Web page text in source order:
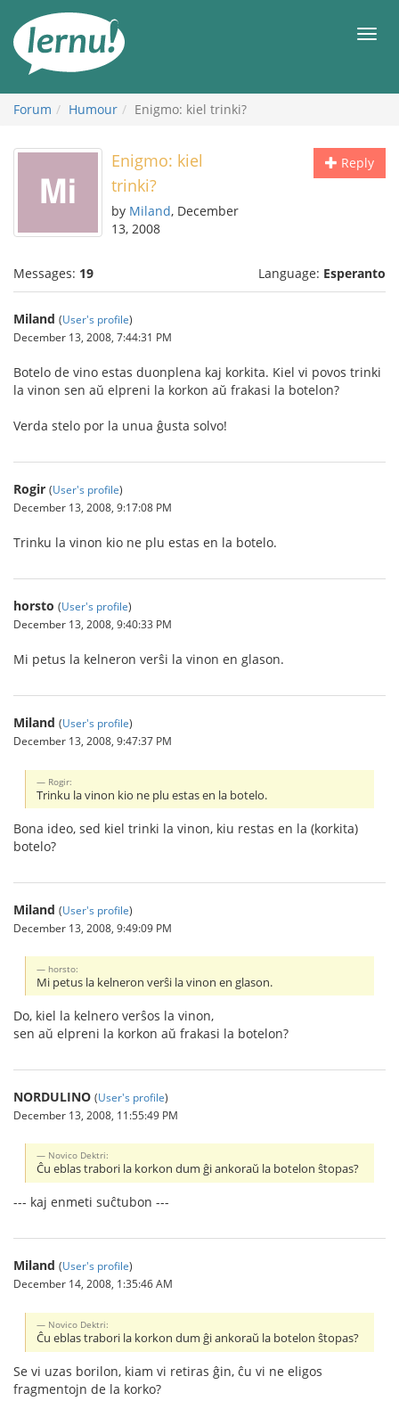
the
content
Forum Humour Enigmo: kiel trinki?
Reply
Enigmo: kiel
trinki?
by Miland, December
13, 2008
Messages: 19 Language: Esperanto
Miland (User's profile)
December 13, 2008, 7:44:31 PM
Botelo de vino estas duonplena kaj korkita. Kiel vi povos trinki
la vinon sen aŭ elpreni la korkon aŭ frakasi la botelon?
Verda stelo por la unua ĝusta solvo!
Rogir (User's profile)
December 13, 2008, 9:17:08 PM
Trinku la vinon kio ne plu estas en la botelo.
horsto (User's profile)
December 13, 2008, 9:40:33 PM
Mi petus la kelneron verŝi la vinon en glason.
Miland (User's profile)
December 13, 2008, 9:47:37 PM
Rogir:
Trinku la vinon kio ne plu estas en la botelo.
Bona ideo, sed kiel trinki la vinon, kiu restas en la (korkita)
botelo?
Miland (User's profile)
December 13, 2008, 9:49:09 PM
horsto:
Mi petus la kelneron verŝi la vinon en glason.
Do, kiel la kelnero verŝos la vinon,
sen aŭ elpreni la korkon aŭ frakasi la botelon?
NORDULINO (User's profile)
December 13, 2008, 11:55:49 PM
Novico Dektri:
Ĉu eblas trabori la korkon dum ĝi ankoraŭ la botelon ŝtopas?
--- kaj enmeti suĉtubon ---
Miland (User's profile)
December 14, 2008, 1:35:46 AM
Novico Dektri:
Ĉu eblas trabori la korkon dum ĝi ankoraŭ la botelon ŝtopas?
Se vi uzas borilon, kiam vi retiras ĝin, ĉu vi ne eligos
fragmentojn de la korko?